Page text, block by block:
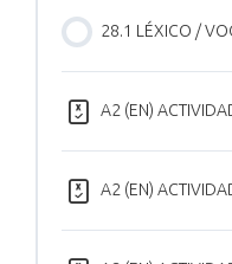
28.1 LÉXICO /
A2 (EN)
A2 (EN)